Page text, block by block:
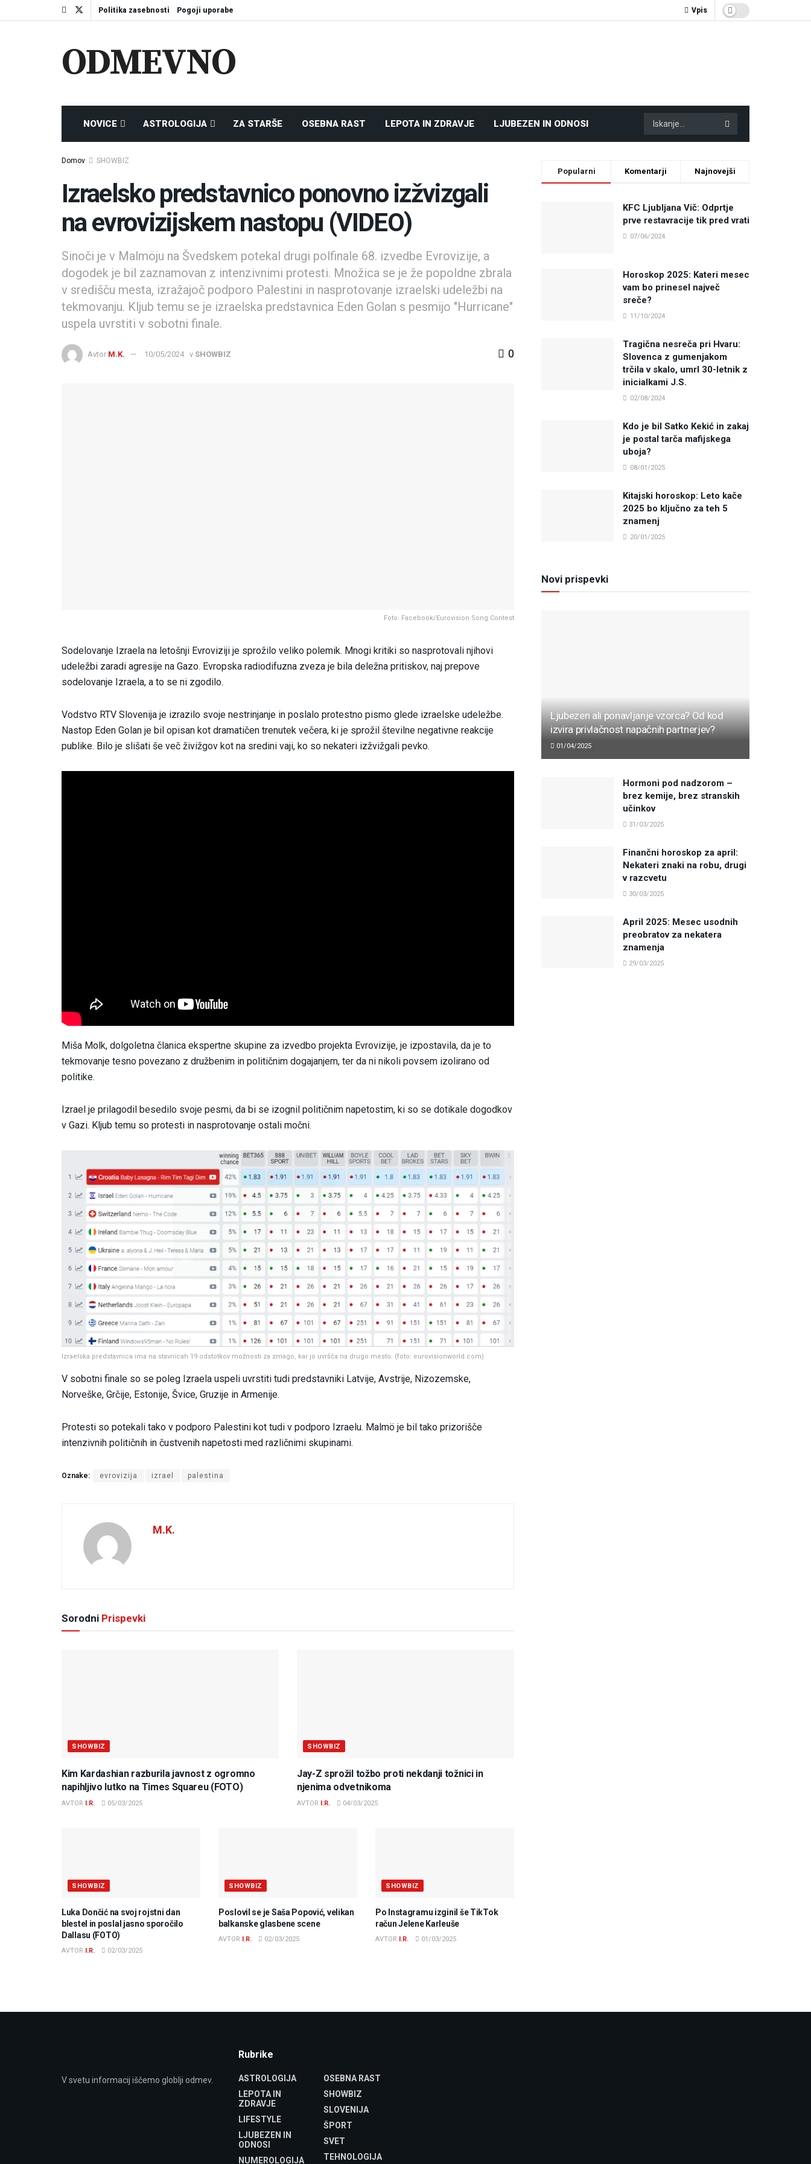
Politika zasebnosti Pogoji uporabe Vpis
ODMEVNO
NOVICE ASTROLOGIJA ZA STARŠE OSEBNA RAST LEPOTA IN ZDRAVJE LJUBEZEN IN ODNOSI
Domov SHOWBIZ
Izraelsko predstavnico ponovno izžvizgali
na evrovizijskem nastopu (VIDEO)
Sinoči je v Malmöju na Švedskem potekal drugi polfinale 68. izvedbe Evrovizije, a
dogodek je bil zaznamovan z intenzivnimi protesti. Množica se je že popoldne zbrala
v središču mesta, izražajoč podporo Palestini in nasprotovanje izraelski udeležbi na
tekmovanju. Kljub temu se je izraelska predstavnica Eden Golan s pesmijo "Hurricane"
uspela uvrstiti v sobotni finale.
Avtor M.K. 10/05/2024 v SHOWBIZ 0
Foto: Facebook/Eurovision Song Contest
Sodelovanje Izraela na letošnji Evroviziji je sprožilo veliko polemik. Mnogi kritiki so nasprotovali njihovi
udeležbi zaradi agresije na Gazo. Evropska radiodifuzna zveza je bila deležna pritiskov, naj prepove
sodelovanje Izraela, a to se ni zgodilo.
Vodstvo RTV Slovenija je izrazilo svoje nestrinjanje in poslalo protestno pismo glede izraelske udeležbe.
Nastop Eden Golan je bil opisan kot dramatičen trenutek večera, ki je sprožil številne negativne reakcije
publike. Bilo je slišati še več živižgov kot na sredini vaji, ko so nekateri izžvižgali pevko.
Miša Molk, dolgoletna članica ekspertne skupine za izvedbo projekta Evrovizije, je izpostavila, da je to
tekmovanje tesno povezano z družbenim in političnim dogajanjem, ter da ni nikoli povsem izolirano od
politike.
Izrael je prilagodil besedilo svoje pesmi, da bi se izognil političnim napetostim, ki so se dotikale dogodkov
v Gazi. Kljub temu so protesti in nasprotovanje ostali močni.
Izraelska predstavnica ima na stavnicah 19 odstotkov možnosti za zmago, kar jo uvršča na drugo mesto. (foto: eurovisionworld.com)
V sobotni finale so se poleg Izraela uspeli uvrstiti tudi predstavniki Latvije, Avstrije, Nizozemske,
Norveške, Grčije, Estonije, Švice, Gruzije in Armenije.
Protesti so potekali tako v podporo Palestini kot tudi v podporo Izraelu. Malmö je bil tako prizorišče
intenzivnih političnih in čustvenih napetosti med različnimi skupinami.
Oznake: evrovizija izrael palestina
M.K.
Sorodni Prispevki
SHOWBIZ
Kim Kardashian razburila javnost z ogromno
napihljivo lutko na Times Squareu (FOTO)
AVTOR I.R. 05/03/2025
SHOWBIZ
Jay-Z sprožil tožbo proti nekdanji tožnici in
njenima odvetnikoma
AVTOR I.R. 04/03/2025
SHOWBIZ
Luka Dončić na svoj rojstni dan
blestel in poslal jasno sporočilo
Dallasu (FOTO)
AVTOR I.R. 02/03/2025
SHOWBIZ
Poslovil se je Saša Popović, velikan
balkanske glasbene scene
AVTOR I.R. 02/03/2025
SHOWBIZ
Po Instagramu izginil še TikTok
račun Jelene Karleuše
AVTOR I.R. 01/03/2025
Popularni Komentarji Najnovejši
KFC Ljubljana Vič: Odprtje
prve restavracije tik pred vrati
07/06/2024
Horoskop 2025: Kateri mesec
vam bo prinesel največ
sreče?
11/10/2024
Tragična nesreča pri Hvaru:
Slovenca z gumenjakom
trčila v skalo, umrl 30-letnik z
inicialkami J.S.
02/08/2024
Kdo je bil Satko Kekić in zakaj
je postal tarča mafijskega
uboja?
08/01/2025
Kitajski horoskop: Leto kače
2025 bo ključno za teh 5
znamenj
20/01/2025
Novi prispevki
Ljubezen ali ponavljanje vzorca? Od kod
izvira privlačnost napačnih partnerjev?
01/04/2025
Hormoni pod nadzorom –
brez kemije, brez stranskih
učinkov
31/03/2025
Finančni horoskop za april:
Nekateri znaki na robu, drugi
v razcvetu
30/03/2025
April 2025: Mesec usodnih
preobratov za nekatera
znamenja
29/03/2025
V svetu informacij iščemo globlji odmev.
Rubrike
ASTROLOGIJA
LEPOTA IN
ZDRAVJE
LIFESTYLE
LJUBEZEN IN
ODNOSI
NUMEROLOGIJA
OSEBNA RAST
SHOWBIZ
SLOVENIJA
ŠPORT
SVET
TEHNOLOGIJA